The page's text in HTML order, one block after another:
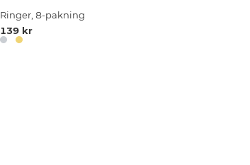
Ringer, 8-pakning
139 kr